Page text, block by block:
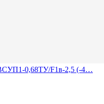
0,68ТУ/F1в-2,5 (-4…